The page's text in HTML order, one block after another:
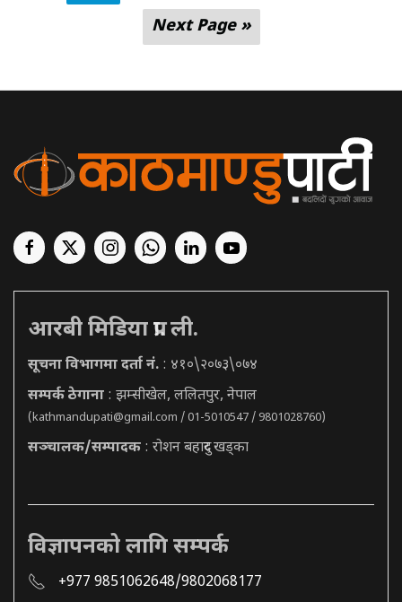
Next Page »
आरबी मिडिया प्रा. ली.
सूचना विभागमा दर्ता नं. : ४१०\२०७३\०७४
सम्पर्क ठेगाना : झम्सीखेल, ललितपुर, नेपाल
(kathmandupati@gmail.com / 01-5010547 / 9801028760)
सञ्चालक/सम्पादक : रोशन बहादुर खड्का
विज्ञापनको लागि सम्पर्क
+977 9851062648/9802068177